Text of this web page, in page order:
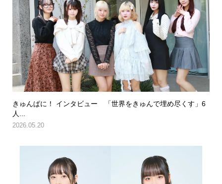
きゅんぱに！ インタビュー 「世界をきゅんで埋め尽くす」6
人...
2026.05.20